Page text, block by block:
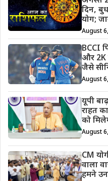
दिन, बुध
योग;
August
BCCI
और 2K
जैसे
August
यूपी
राहत
को
August
CM
वाला
हमने